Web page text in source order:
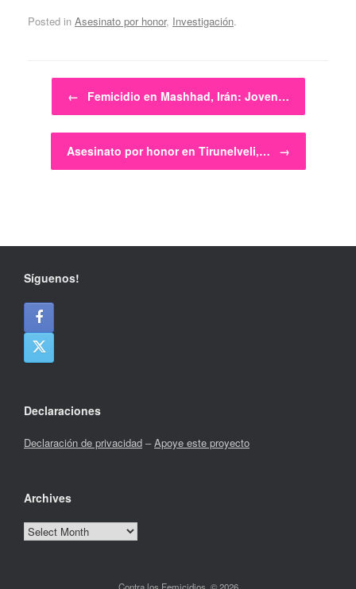
Posted in Asesinato por honor, Investigación.
Post navigation
← Femicidio en Mashhad, Irán: Joven…
Asesinato por honor en Tirunelveli,… →
Síguenos!
Declaraciones
Declaración de privacidad –Apoye este proyecto
Archives
Archives
Contra los Femicidios, © 2026